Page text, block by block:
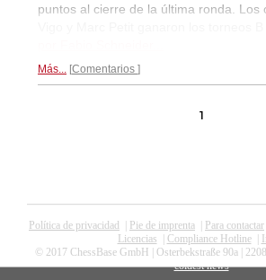
puntos al cierre de la última ronda. Los
Más... Comentarios
1
Política de privacidad Pie de imprenta Para contactar
Licencias
Compliance Hotline|
© 2017 ChessBase GmbH | Osterbekstraße 90a |
coldest news